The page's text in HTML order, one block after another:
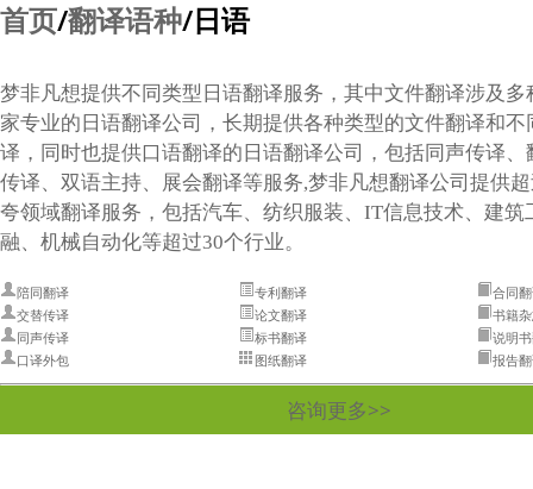
首页/翻译语种/日语
梦非凡想提供不同类型日语翻译服务，其中文件翻译涉及多
家专业的日语翻译公司，长期提供各种类型的文件翻译和不
译，同时也提供口语翻译的日语翻译公司，包括同声传译、
传译、双语主持、展会翻译等服务,梦非凡想翻译公司提供
夸领域翻译服务，包括汽车、纺织服装、IT信息技术、建筑
融、机械自动化等超过30个行业。
陪同翻译
交替传译
同声传译
口译外包
专利翻译
论文翻译
标书翻译
图纸翻译
合同
书籍
说明
报告
咨询更多>>